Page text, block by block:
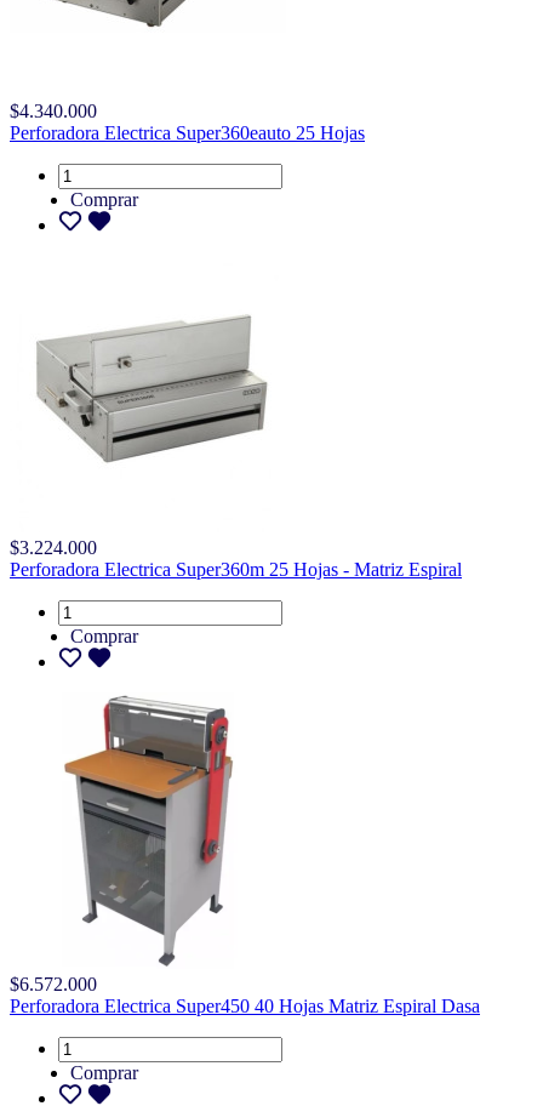
$4.340.000
Perforadora Electrica Super360eauto 25 Hojas
Comprar
$3.224.000
Perforadora Electrica Super360m 25 Hojas - Matriz Espiral
Comprar
$6.572.000
Perforadora Electrica Super450 40 Hojas Matriz Espiral Dasa
Comprar